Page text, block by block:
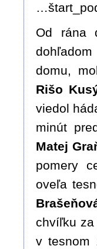
Od rána
domu,
Rišo
viedol
minút
Matej
pomery
oveľa
chvíľku za
v tesnom